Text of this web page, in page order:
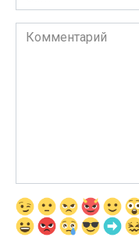
Комментарий